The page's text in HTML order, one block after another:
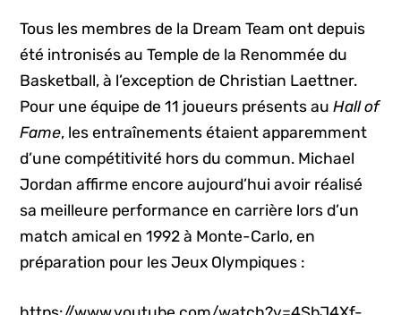
Tous les membres de la Dream Team ont depuis
été intronisés au Temple de la Renommée du
Basketball, à l’exception de Christian Laettner.
Pour une équipe de 11 joueurs présents auHall of
Fame, les entraînements étaient apparemment
d’une compétitivité hors du commun. Michael
Jordan affirme encore aujourd’hui avoir réalisé
sa meilleure performance en carrière lors d’un
match amical en 1992 à Monte-Carlo, en
préparation pour les Jeux Olympiques :